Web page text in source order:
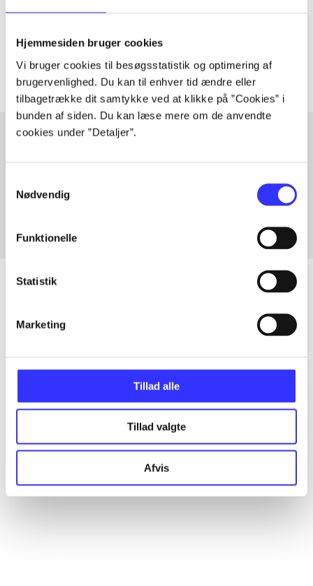
Hjemmesiden bruger cookies
Vi bruger cookies til besøgsstatistik og optimering af
brugervenlighed. Du kan til enhver tid ændre eller
tilbagetrække dit samtykke ved at klikke på ”Cookies” i
bunden af siden. Du kan læse mere om de anvendte
cookies under ”Detaljer”.
Nødvendig
Funktionelle
Statistik
Marketing
Tillad alle
Tillad valgte
Afvis
Artiklerne i handler ofte om
Fra
Artikler